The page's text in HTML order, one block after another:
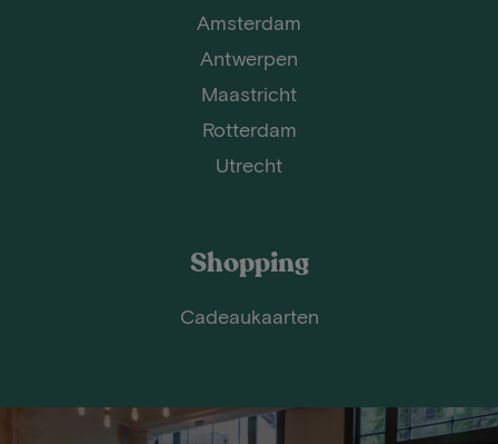
Amsterdam
Antwerpen
Maastricht
Rotterdam
Utrecht
Shopping
Cadeaukaarten